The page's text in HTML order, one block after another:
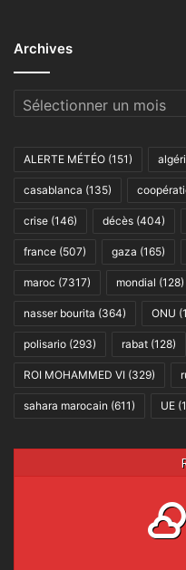
Archives
Archives
ALERTE MÉTÉO (151)
casablanca (135)
crise (146) décès (404)
france (507) gaza (165)
maroc (7317) mondial (128)
nasser bourita (364) ONU
polisario (293) rabat (128)
ROI MOHAMMED VI (329)
sahara marocain (611) UE